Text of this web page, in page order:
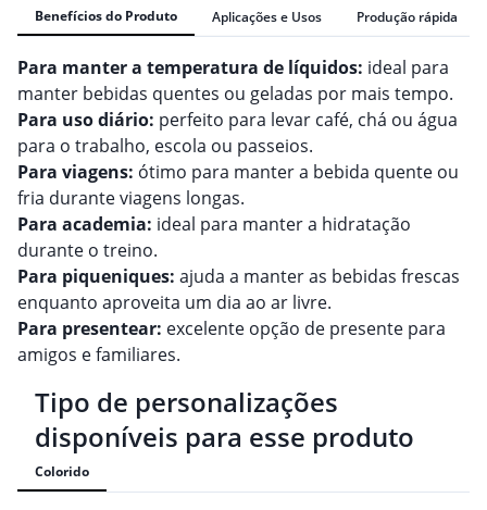
Benefícios do Produto Aplicações e Usos Produção rápida
Para manter a temperatura de líquidos: ideal para
manter bebidas quentes ou geladas por mais tempo.
Para uso diário: perfeito para levar café, chá ou água
para o trabalho, escola ou passeios.
Para viagens: ótimo para manter a bebida quente ou
fria durante viagens longas.
Para academia: ideal para manter a hidratação
durante o treino.
Para piqueniques: ajuda a manter as bebidas frescas
enquanto aproveita um dia ao ar livre.
Para presentear: excelente opção de presente para
amigos e familiares.
Tipo de personalizações
disponíveis para esse produto
Colorido